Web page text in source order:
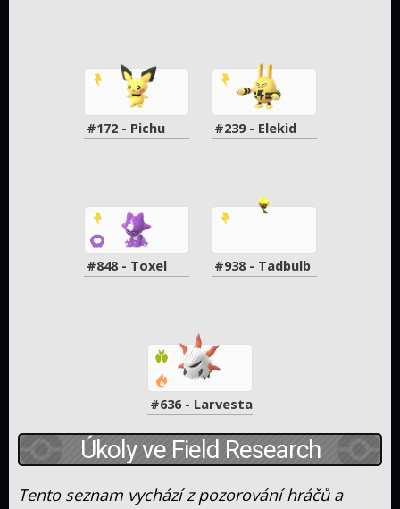
#172 - Pichu #239 - Elekid
#848 - Toxel #938 - Tadbulb
#636 - Larvesta
Úkoly ve Field Research
Tento seznam vychází z pozorování hráčů a